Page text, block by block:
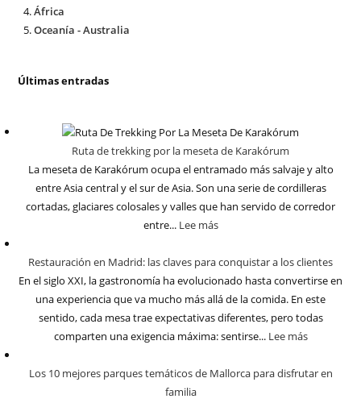
África
Oceanía - Australia
Últimas entradas
Ruta de trekking por la meseta de Karakórum
La meseta de Karakórum ocupa el entramado más salvaje y alto
entre Asia central y el sur de Asia. Son una serie de cordilleras
cortadas, glaciares colosales y valles que han servido de corredor
entre... Lee más
Restauración en Madrid: las claves para conquistar a los clientes
En el siglo XXI, la gastronomía ha evolucionado hasta convertirse en
una experiencia que va mucho más allá de la comida. En este
sentido, cada mesa trae expectativas diferentes, pero todas
comparten una exigencia máxima: sentirse... Lee más
Los 10 mejores parques temáticos de Mallorca para disfrutar en
familia